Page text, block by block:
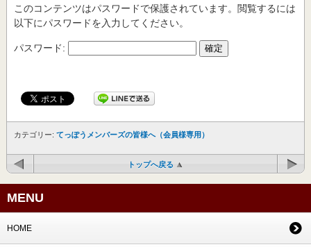
このコンテンツはパスワードで保護されています。閲覧するには
以下にパスワードを入力してください。
パスワード:
カテゴリー: てっぽうメンバーズの皆様へ（会員様専用）
トップへ戻る
MENU
HOME